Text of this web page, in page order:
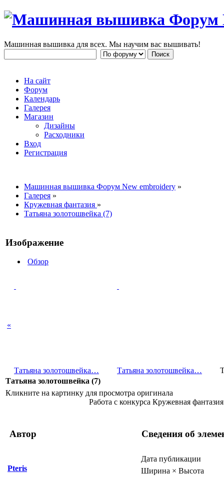
Машинная вышивка для всех. Мы научим вас вышивать!
На сайт
Форум
Календарь
Галерея
Магазин
Дизайны
Расходники
Вход
Регистрация
Машинная вышивка Форум New embroidery »
Галерея »
Кружевная фантазия »
Татьяна золотошвейка (7)
Изображение
Обзор
«
Татьяна золотошв­ейка… Татьяна золотошв­ейка…
Татьяна золотошвейка (7)
Кликните на картинку для просмотра оригинала
Работа с конкурса Кружевная
Автор Сведения об
Pteris
Дата публикации
Ширина × Высота